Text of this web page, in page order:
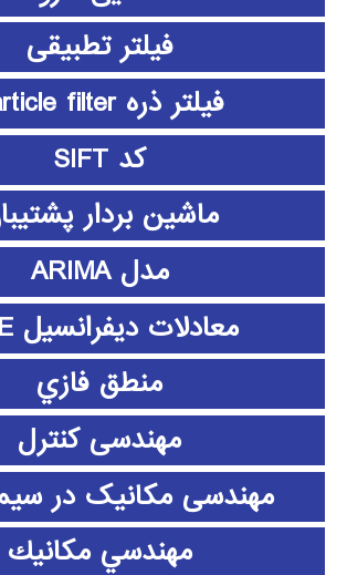
فیلتر تطبیقی
فیلتر ذره particle filter
کد SIFT
ماشین بردار
مدل ARIMA
معادلات دیفرانسیل ODE
منطق فازي
مهندسی کنترل
مهندسی مکانیک در
مهندسي مكانيك